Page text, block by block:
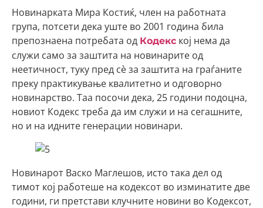
Новинарката Мира Костиќ, член на работната
група, потсети дека уште во 2001 година била
препознаена потребата од Кодекс кој нема да
служи само за заштита на новинарите од
неетичност, туку пред сè за заштита на граѓаните
преку практикување квалитетно и одговорно
новинарство. Таа посочи дека, 25 години подоцна,
новиот Кодекс треба да им служи и на сегашните,
но и на идните генерации новинари.
Новинарот Васко Маглешов, исто така дел од
тимот кој работеше на кодексот во изминатите две
години, ги претстави клучните новини во Кодексот,